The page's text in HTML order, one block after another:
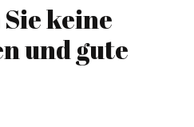
keine
und gute